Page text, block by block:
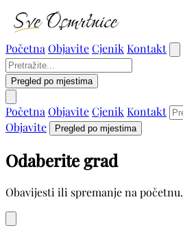
Početna ObjaviteCjenik Kontakt
Pregled po mjestima
Početna ObjaviteCjenik Kontakt
Objavite
Pregled po mjestima
Odaberite grad
Obavijesti ili spremanje na početnu.